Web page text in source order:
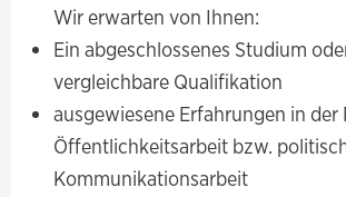
Wir erwarten von Ihnen:
Ein abgeschlossenes Studium
vergleichbare Qualifikation
ausgewiesene Erfahrungen in der
Öffentlichkeitsarbeit bzw.
Kommunikationsarbeit